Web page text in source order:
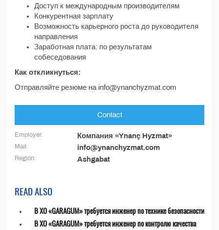
Доступ к международным производителям
Конкурентная зарплату
Возможность карьерного роста до руководителя
направления
Заработная плата: по результатам
собеседования
Как откликнуться:
Отправляйте резюме на info@ynanchyzmat.com
Contact
Employer: Компания «Ynanç Hyzmat»
Mail: info@ynanchyzmat.com
Region: Ashgabat
READ ALSO
В ХО «GARAGUM» требуется инженер по технике безопасности
В ХО «GARAGUM» требуется инженер по контролю качества